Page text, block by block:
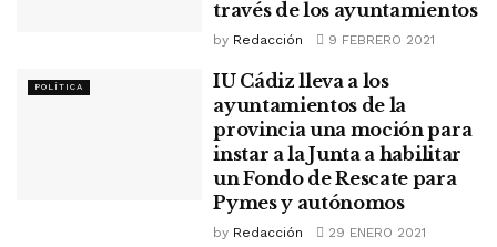
través de los ayuntamientos
by Redacción 9 FEBRERO 2021
POLÍTICA
IU Cádiz lleva a los
ayuntamientos de la
provincia una moción para
instar a la Junta a habilitar
un Fondo de Rescate para
Pymes y autónomos
by Redacción 29 ENERO 2021